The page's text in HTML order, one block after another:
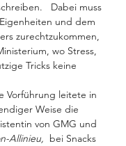
Dabei muss
und dem
zurechtzukommen,
wo Stress,
Tricks keine
Vorführung leitete in
Weise die
von GMG und
Allinieu, bei Snacks